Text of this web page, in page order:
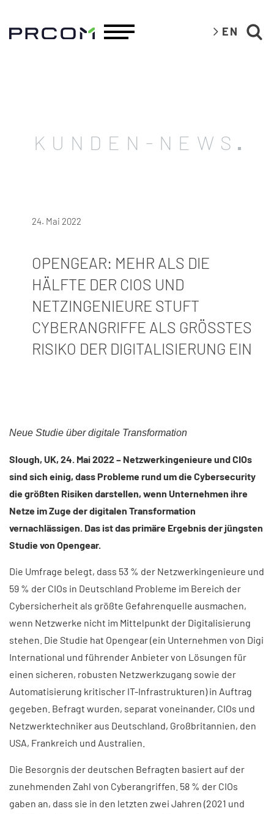
EN
KUNDEN-NEWS
24. Mai 2022
OPENGEAR: MEHR ALS DIE
HÄLFTE DER CIOS UND
NETZINGENIEURE STUFT
CYBERANGRIFFE ALS GRÖSSTES R
ISIKO DER DIGITALISIERUNG EIN
Neue Studie über digitale Transformation
Slough, UK, 24. Mai 2022 – Netzwerkingenieure und CIOs
sind sich einig, dass Probleme rund um die Cybersecurity
die größten Risiken darstellen, wenn Unternehmen ihre
Netze im Zuge der digitalen Transformation
vernachlässigen. Das ist das primäre Ergebnis der jüngsten
Studie von Opengear.
Die Umfrage belegt, dass 53 % der Netzwerkingenieure und
59 % der CIOs in Deutschland Probleme im Bereich der
Cybersicherheit als größte Gefahrenquelle ausmachen,
wenn Netzwerke nicht im Mittelpunkt der Digitalisierung
stehen. Die Studie hat Opengear (ein Unternehmen von Digi
International und führender Anbieter von Lösungen für
einen sicheren, robusten Netzwerkzugang sowie der
Automatisierung kritischer IT-Infrastrukturen) in Auftrag
gegeben. Befragt wurden, separat voneinander, CIOs und
Netzwerktechniker aus Deutschland, Großbritannien, den
USA, Frankreich und Australien.
Die Besorgnis der deutschen Befragten basiert auf der
zunehmenden Zahl von Cyberangriffen. 58 % der CIOs
gaben an, dass sie in den letzten zwei Jahren (2021 und